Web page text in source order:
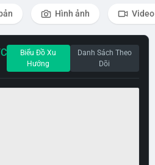
Hình ảnh Video
Biểu Đồ Xu
Hướng
Danh Sách Theo
Dõi